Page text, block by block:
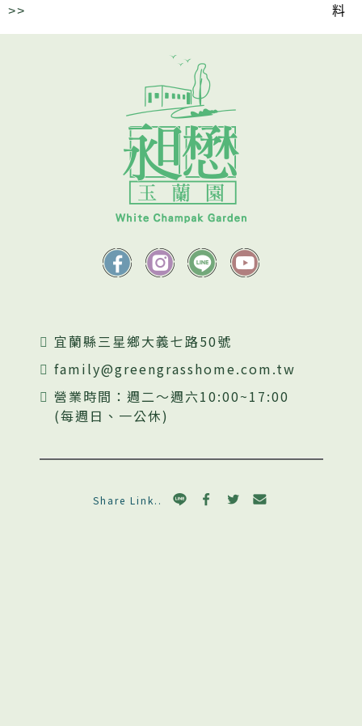
>>
料
宜蘭縣三星鄉大義七路50號
family@greengrasshome.com.tw
營業時間：週二～週六10:00~17:00
(每週日、一公休)
Share Link..